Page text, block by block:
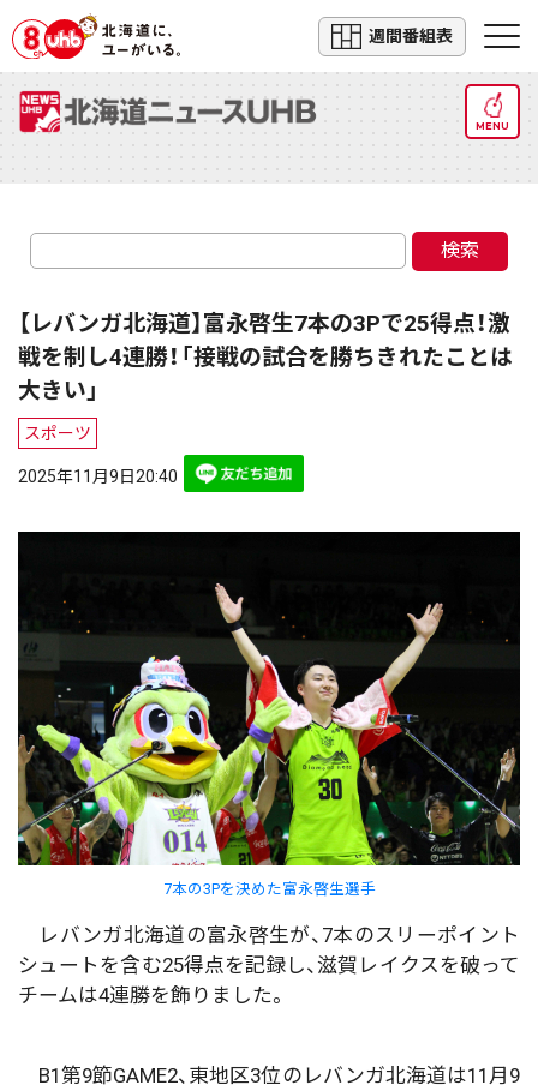
週間番組表
MENU
検索
【レバンガ北海道】富永啓生7本の3Pで25得点！激
戦を制し4連勝！「接戦の試合を勝ちきれたことは
大きい」
スポーツ
2025年11月9日20:40
7本の3Pを決めた富永啓生選手
レバンガ北海道の富永啓生が、7本のスリーポイント
シュートを含む25得点を記録し、滋賀レイクスを破って
チームは4連勝を飾りました。
B1第9節GAME2、東地区3位のレバンガ北海道は11月9